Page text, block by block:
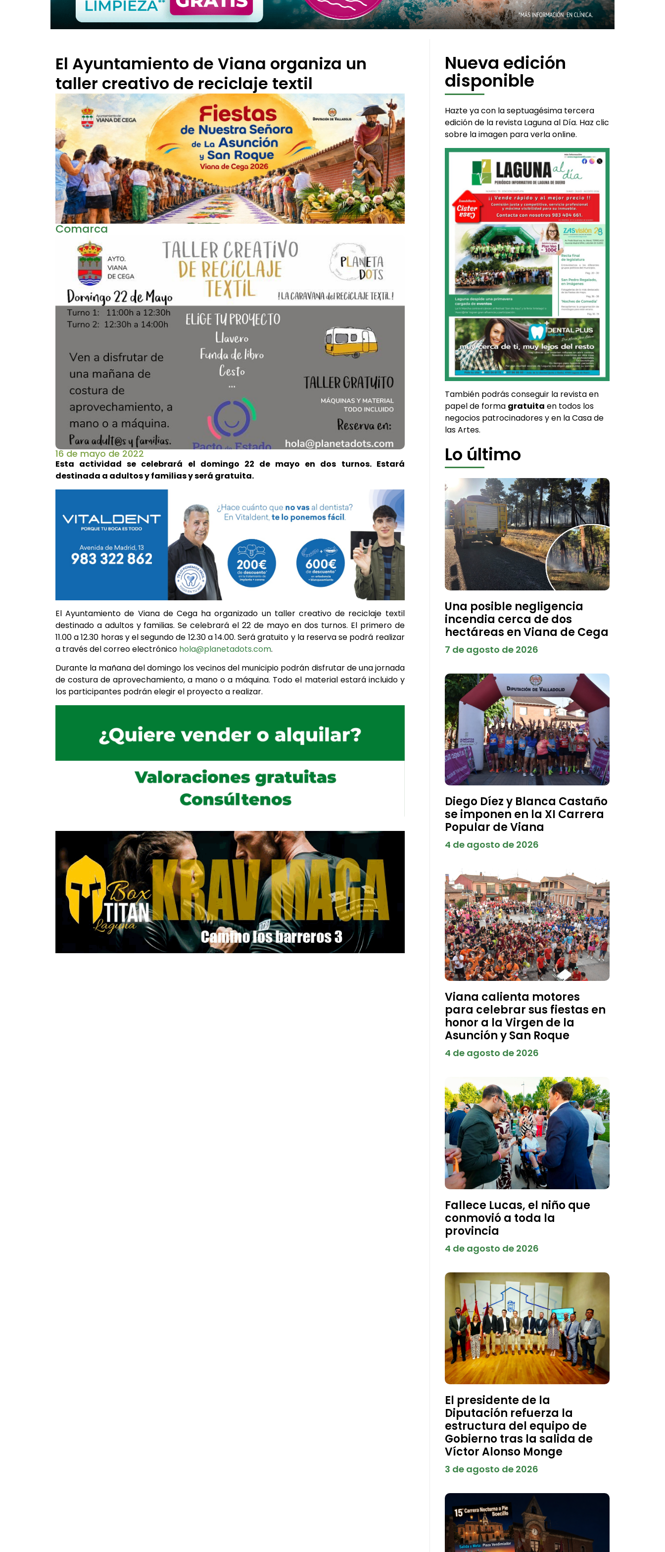
El Ayuntamiento de Viana organiza un
taller creativo de reciclaje textil
Comarca
16 de mayo de 2022
Esta actividad se celebrará el domingo 22 de mayo en dos turnos. Estará
destinada a adultos y familias y será gratuita.
El Ayuntamiento de Viana de Cega ha organizado un taller creativo de reciclaje textil
destinado a adultos y familias. Se celebrará el 22 de mayo en dos turnos. El primero de
11.00 a 12.30 horas y el segundo de 12.30 a 14.00. Será gratuito y la reserva se podrá realizar
a través del correo electrónico hola@planetadots.com.
Durante la mañana del domingo los vecinos del municipio podrán disfrutar de una jornada
de costura de aprovechamiento, a mano o a máquina. Todo el material estará incluido y
los participantes podrán elegir el proyecto a realizar.
Nueva edición
disponible
Hazte ya con la septuagésima tercera
edición de la revista Laguna al Día. Haz clic
sobre la imagen para verla online.
También podrás conseguir la revista en
papel de forma gratuita en todos los
negocios patrocinadores y en la Casa de
las Artes.
Lo último
Una posible negligencia
incendia cerca de dos
hectáreas en Viana de Cega
7 de agosto de 2026
Diego Díez y Blanca Castaño
se imponen en la XI Carrera
Popular de Viana
4 de agosto de 2026
Viana calienta motores
para celebrar sus fiestas en
honor a la Virgen de la
Asunción y San Roque
4 de agosto de 2026
Fallece Lucas, el niño que
conmovió a toda la
provincia
4 de agosto de 2026
El presidente de la
Diputación refuerza la
estructura del equipo de
Gobierno tras la salida de
Víctor Alonso Monge
3 de agosto de 2026